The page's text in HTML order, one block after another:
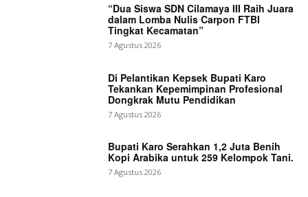
“Dua Siswa SDN Cilamaya III Raih Juara
dalam Lomba Nulis Carpon FTBI
Tingkat Kecamatan”
7 Agustus 2026
Di Pelantikan Kepsek Bupati Karo
Tekankan Kepemimpinan Profesional
Dongkrak Mutu Pendidikan
7 Agustus 2026
Bupati Karo Serahkan 1,2 Juta Benih
Kopi Arabika untuk 259 Kelompok Tani.
7 Agustus 2026